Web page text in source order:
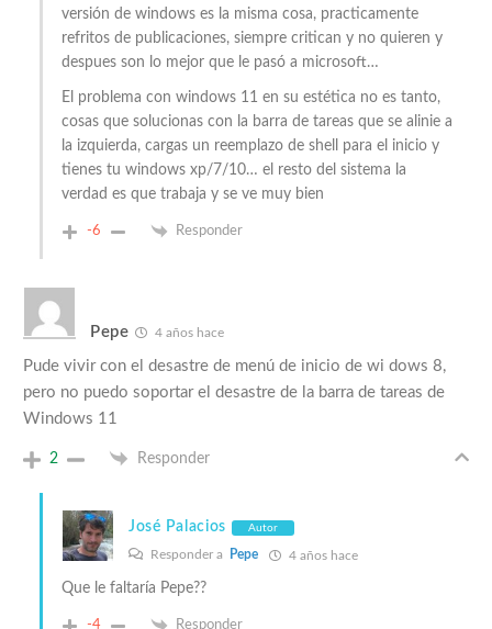
versión de windows es la misma cosa, practicamente
refritos de publicaciones, siempre critican y no quieren y
despues son lo mejor que le pasó a microsoft…
El problema con windows 11 en su estética no es tanto,
cosas que solucionas con la barra de tareas que se alinie a
la izquierda, cargas un reemplazo de shell para el inicio y
tienes tu windows xp/7/10… el resto del sistema la
verdad es que trabaja y se ve muy bien
-6 Responder
Pepe 4 años hace
Pude vivir con el desastre de menú de inicio de wi dows 8,
pero no puedo soportar el desastre de la barra de tareas de
Windows 11
2 Responder
José Palacios Autor
Responder a Pepe 4 años hace
Que le faltaría Pepe??
-4 Responder